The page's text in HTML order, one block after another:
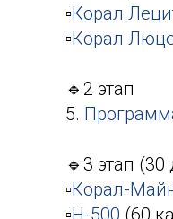
▫️Корал
▫️Корал
🔹2 этап
5.
🔹3 этап (30
▫️Корал-
▫️Н-500 (60